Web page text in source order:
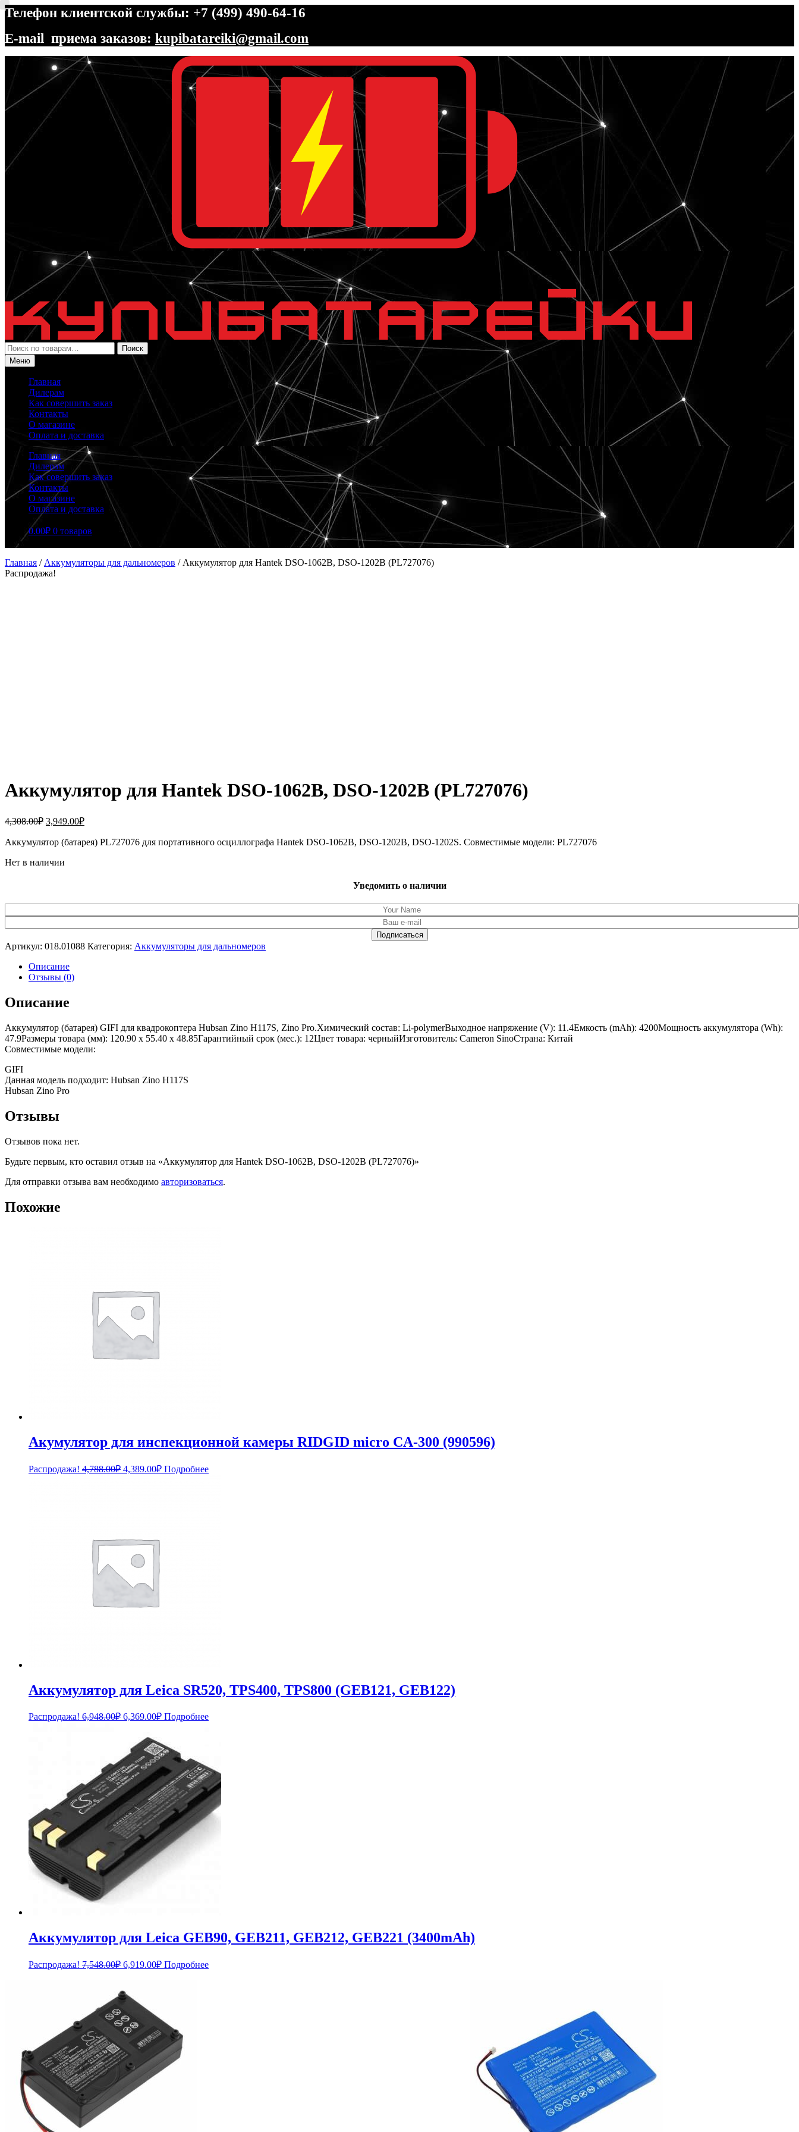
Телефон клиентской службы: +7 (499) 490-64-16
E-mail приема заказов: kupibatareiki@gmail.com
Перейти
навигации
Перейти
содержимому
Искать:
Поиск
Меню
Главная
Дилерам
Как совершить заказ
Контакты
О магазине
Оплата и доставка
Главная
Дилерам
Как совершить заказ
Контакты
О магазине
Оплата и доставка
0.00₽ 0 товаров
Главная / Аккумуляторы для дальномеров / Аккумулятор для Hantek DSO-1062B, DSO-1202B (PL727076)
Распродажа!
Аккумулятор для Hantek DSO-1062B, DSO-1202B (PL727076)
4,308.00₽ Первоначальная
составляла
3,949.00₽Текущая
3,949.00₽.
Аккумулятор (батарея) PL727076 для портативного осциллографа Hantek DSO-1062B, DSO-1202B, DSO-1202S. Совместимые модели: PL727076
Нет в наличии
Уведомить о наличии
Артикул: 018.01088 Категория: Аккумуляторы для дальномеров
Описание
Отзывы (0)
Описание
Аккумулятор (батарея) GIFI для квадрокоптера Hubsan Zino H117S, Zino Pro.Химический состав: Li-polymerВыходное напряжение (V): 11.4Емкость (mAh): 4200Мощность аккумулятора (Wh):
47.9Размеры товара (мм): 120.90 x 55.40 x 48.85Гарантийный срок (мес.): 12Цвет товара: черныйИзготовитель: Cameron SinoСтрана: Китай
Совместимые модели:
GIFI
Данная модель подходит: Hubsan Zino H117S
Hubsan Zino Pro
Отзывы
Отзывов пока нет.
Будьте первым, кто оставил отзыв на «Аккумулятор для Hantek DSO-1062B, DSO-1202B (PL727076)»
Для отправки отзыва вам необходимо авторизоваться.
Похожие
Акумулятор для инспекционной камеры RIDGID micro CA-300 (990596)
Распродажа! 4,788.00₽ Первоначальная
4,389.00₽Текущая
цена:
Подробнее
Аккумулятор для Leica SR520, TPS400, TPS800 (GEB121, GEB122)
Распродажа! 6,948.00₽ Первоначальная
составляла
6,948.00₽.
6,369.00₽Текущая
Подробнее
Аккумулятор для Leica GEB90, GEB211, GEB212, GEB221 (3400mAh)
Распродажа! 7,548.00₽ Первоначальная
7,548.00₽.
6,919.00₽Текущая
цена:
Подробнее